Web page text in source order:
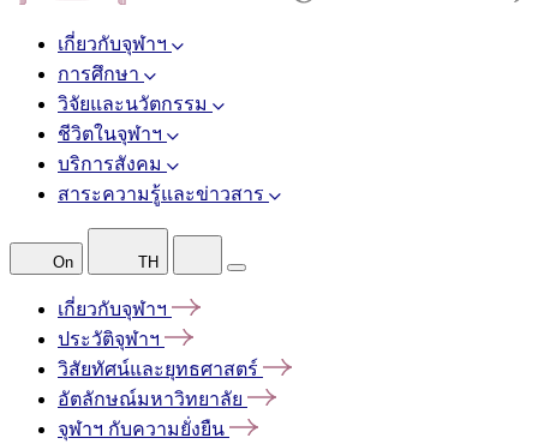
เกี่ยวกับจุฬาฯ
การศึกษา
วิจัยและนวัตกรรม
ชีวิตในจุฬาฯ
บริการสังคม
สาระความรู้และข่าวสาร
On TH
เกี่ยวกับจุฬาฯ
ประวัติจุฬาฯ
วิสัยทัศน์และยุทธศาสตร์
อัตลักษณ์มหาวิทยาลัย
จุฬาฯ กับความยั่งยืน